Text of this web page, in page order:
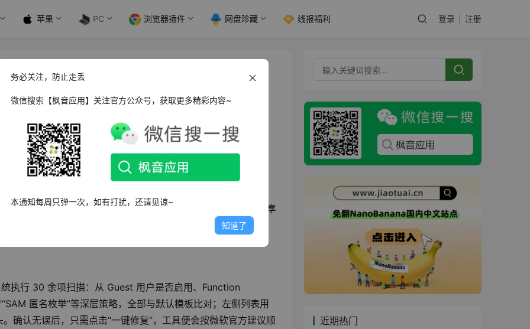
苹果 PC 浏览器插件 网盘珍藏 线报福利 登录 注册
便携版
却提示“无权限使用”；网上邻居能看到主机，一点击就弹
、数字签名、Guest 帐户……只要改错一个开关，局域网共享
执行 30 余项扫描：从 Guest 用户是否启用、Function
匿名枚举”等深层策略，全部与默认模板比对；左侧列表用
确认无误后，只需点击“一键修复”，工具便会按微软官方建议顺
近期热门
务必关注，防止走丢
微信搜索【枫音应用】关注官方公众号，获取更多精彩内容~
本通知每周只弹一次，如有打扰，还请见谅~
知道了